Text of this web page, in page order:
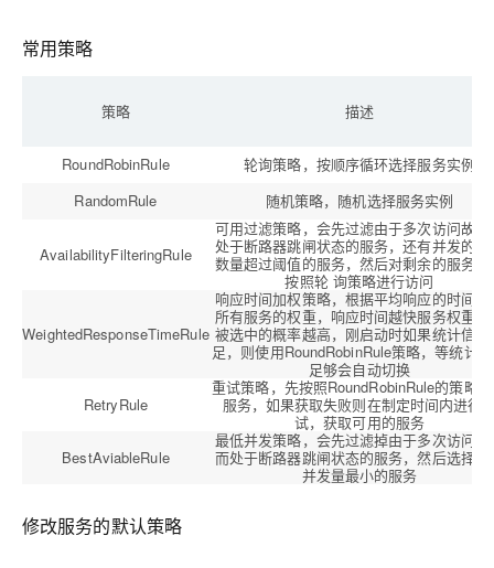
常用策略
策略 描述
RoundRobinRule
轮询策略，按顺序循环选择服务实例
RandomRule
随机策略，随机选择服务实例
AvailabilityFilteringRule
可用过滤策略，会先过滤由于多次访问故障
处于断路器跳闸状态的服务，还有并发的连
数量超过阈值的服务，然后对剩余的服务列
按照轮 询策略进行访问
WeightedResponseTimeRule
响应时间加权策略，根据平均响应的时间计
所有服务的权重，响应时间越快服务权重越
被选中的概率越高，刚启动时如果统计信息
足，则使用RoundRobinRule策略，等统计
足够会自动切换
RetryRule
重试策略，先按照RoundRobinRule的策略
服务，如果获取失败则在制定时间内进行
试，获取可用的服务
BestAviableRule
最低并发策略，会先过滤掉由于多次访问故
而处于断路器跳闸状态的服务，然后选择一
并发量最小的服务
修改服务的默认策略